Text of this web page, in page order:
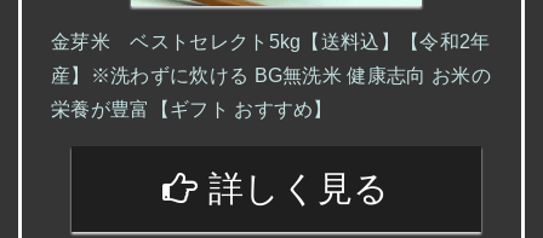
金芽米 ベストセレクト5kg【送料込】【令和2年
産】※洗わずに炊ける BG無洗米 健康志向 お米の
栄養が豊富【ギフト おすすめ】
詳しく見る